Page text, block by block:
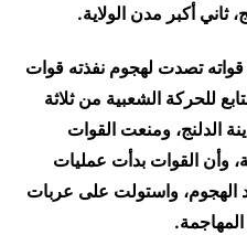
أكبر مدن الولاية.
تصدت لهجوم نفذته قوات
للحركة الشعبية من ثلاثة
الدلنج، ومنعت القوات
وأن القوات بدأت عمليات
واستولت على عربات